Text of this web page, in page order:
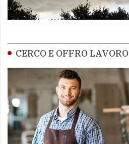
CERCO E OFFRO LAVORO